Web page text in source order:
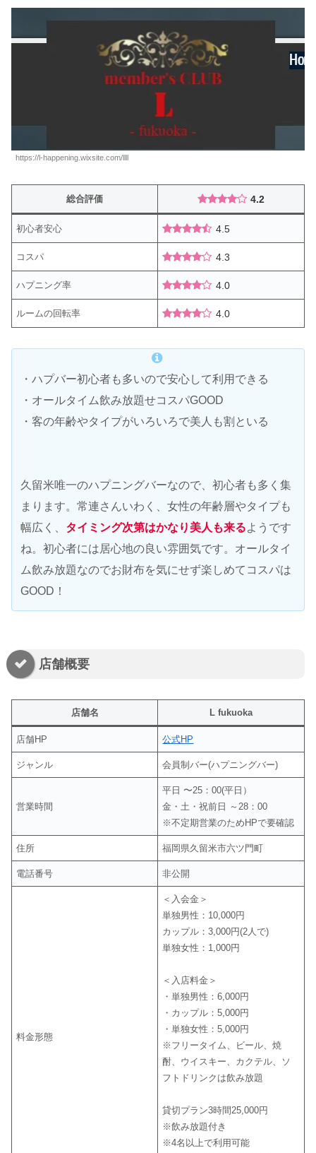
https://l-happening.wixsite.com/llll
総合評価 4.2
初心者安心 4.5
コスパ 4.3
ハプニング率 4.0
ルームの回転率 4.0
・ハプバー初心者も多いので安心して利用できる
・オールタイム飲み放題せコスパGOOD
・客の年齢やタイプがいろいろで美人も割といる
久留米唯一のハプニングバーなので、初心者も多く集
まります。常連さんいわく、女性の年齢層やタイプも
幅広く、 タイミング次第はかなり美人も来るようです
ね。初心者には居心地の良い雰囲気です。オールタイ
ム飲み放題なのでお財布を気にせず楽しめてコスパは
GOOD！
店舗概要
店舗名 L fukuoka
店舗HP 公式HP
ジャンル 会員制バー(ハプニングバー)
営業時間
平日 〜25：00(平日）
金・土・祝前日 ～28：00
※不定期営業のためHPで要確認
住所 福岡県久留米市六ツ門町
電話番号 非公開
料金形態
＜入会金＞
単独男性：10,000円
カップル：3,000円(2人で)
単独女性：1,000円
＜入店料金＞
・単独男性：6,000円
・カップル：5,000円
・単独女性：5,000円
※フリータイム、ビール、焼
酎、ウイスキー、カクテル、ソ
フトドリンクは飲み放題
貸切プラン3時間25,000円
※飲み放題付き
※4名以上で利用可能